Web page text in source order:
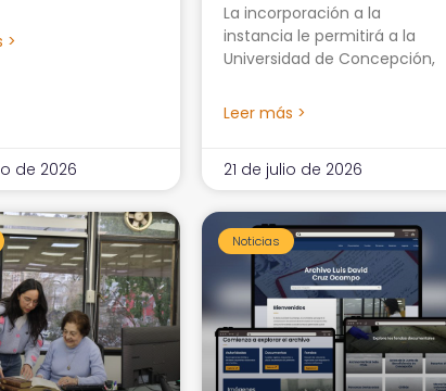
>
de 2026
La incorporación a la
instancia le permitirá a la
Universidad de Concepción,
Leer más >
21 de julio de 2026
Noticias